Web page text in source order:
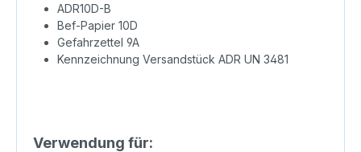
ADR10D-B
Bef-Papier 10D
Gefahrzettel 9A
Kennzeichnung Versandstück ADR UN 3481
Verwendung für: